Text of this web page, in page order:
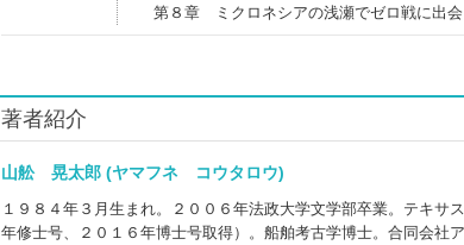
第８章 ミクロネシアの浅瀬でゼロ戦に出会
著者紹介
山舩 晃太郎 (ヤマフネ コウタロウ)
１９８４年３月生まれ。２００６年法政大学文学部卒業。テキサ
年修士号、２０１６年博士号取得）。船舶考古学博士。合同会社